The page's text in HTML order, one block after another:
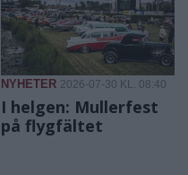
NYHETER 2026-07-30 KL. 08:40
I helgen: Mullerfest
på flygfältet